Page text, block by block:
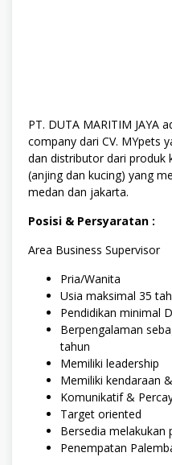
PT. DUTA MARITIM JAYA
company dari CV. MYpets
dan distributor dari produk
(anjing dan kucing) yang
medan dan jakarta.
Posisi & Persyaratan :
Area Business Supervisor
Pria/Wanita
Usia maksimal 35
Pendidikan minimal
Berpengalaman
tahun
Memiliki leadership
Memiliki kendaraan
Komunikatif &
Target oriented
Bersedia melakukan
Penempatan